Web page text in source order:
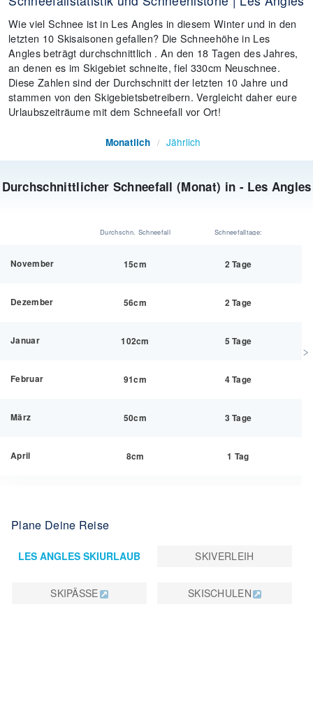
Wie viel Schnee ist in Les Angles in diesem Winter und in den
letzten 10 Skisaisonen gefallen? Die Schneehöhe in Les
Angles beträgt durchschnittlich . An den 18 Tagen des Jahres,
an denen es im Skigebiet schneite, fiel 330cm Neuschnee.
Diese Zahlen sind der Durchschnitt der letzten 10 Jahre und
stammen von den Skigebietsbetreibern. Vergleicht daher eure
Urlaubszeiträume mit dem Schneefall vor Ort!
Durchschnittlicher Schneefall (Monat) in - Les Angles
Monatlich / Jährlich
Durchschn. Schneefall Schneefalltage:
November 15cm 2 Tage
Dezember 56cm 2 Tage
Januar 102cm 5 Tage
Februar 91cm 4 Tage
März 50cm 3 Tage
April 8cm 1 Tag
Plane Deine Reise
LES ANGLES SKIURLAUB SKIVERLEIH
SKIPÄSSE SKISCHULEN